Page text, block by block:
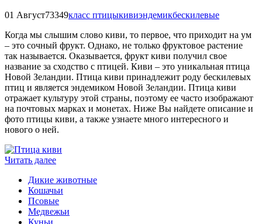
01 Август73349класс птицыкивиэндемикбескилевые
Когда мы слышим слово киви, то первое, что приходит на ум
– это сочный фрукт. Однако, не только фруктовое растение
так называется. Оказывается, фрукт киви получил свое
название за сходство с птицей. Киви – это уникальная птица
Новой Зеландии. Птица киви принадлежит роду бескилевых
птиц и является эндемиком Новой Зеландии. Птица киви
отражает культуру этой страны, поэтому ее часто изображают
на почтовых марках и монетах. Ниже Вы найдете описание и
фото птицы киви, а также узнаете много интересного и
нового о ней.
Читать далее
Дикие животные
Кошачьи
Псовые
Медвежьи
Куньи